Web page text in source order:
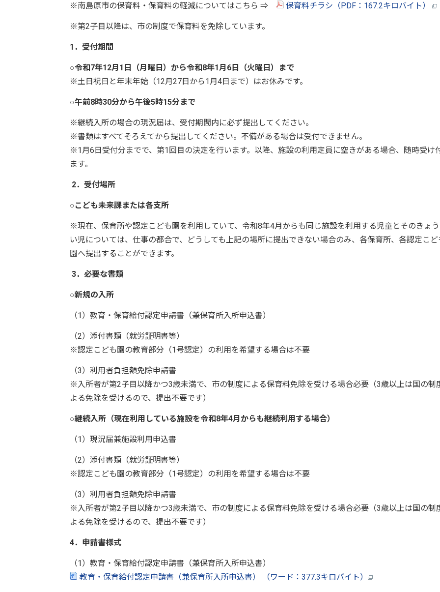
※南島原市の保育料・保育料の軽減についてはこちら ⇒ 保育料チラシ（PDF：167.2キロバイト）
※第2子目以降は、市の制度で保育料を免除しています。
1．受付期間
○令和7年12月1日（月曜日）から令和8年1月6日（火曜日）まで
※土日祝日と年末年始（12月27日から1月4日まで）はお休みです。
○午前8時30分から午後5時15分まで
※継続入所の場合の現況届は、受付期間内に必ず提出してください。
※書類はすべてそろえてから提出してください。不備がある場合は受付できません。
※1月6日受付分までで、第1回目の決定を行います。以降、施設の利用定員に空きがある場合、随時受け
ます。
2．受付場所
○ こども未来課または各支所
※現在、保育所や認定こども園を利用していて、令和8年4月からも同じ施設を利用する児童とそのきょ
い児については、仕事の都合で、どうしても上記の場所に提出できない場合のみ、各保育所、各認定こど
園へ提出することができます。
3．必要な書類
○新規の入所
（1）教育・保育給付認定申請書（兼保育所入所申込書）
（2）添付書類（就労証明書等）
※認定こども園の教育部分（1号認定）の利用を希望する場合は不要
（3）利用者負担額免除申請書
※入所者が第2子目以降かつ3歳未満で、市の制度による保育料免除を受ける場合必要（3歳以上は国の制
よる免除を受けるので、提出不要です）
○継続入所（現在利用している施設を令和8年4月からも継続利用する場合）
（1）現況届兼施設利用申込書
（2）添付書類（就労証明書等）
※認定こども園の教育部分（1号認定）の利用を希望する場合は不要
（3）利用者負担額免除申請書
※入所者が第2子目以降かつ3歳未満で、市の制度による保育料免除を受ける場合必要（3歳以上は国の制
よる免除を受けるので、提出不要です）
4．申請書様式
（1）教育・保育給付認定申請書（兼保育所入所申込書）
教育・保育給付認定申請書（兼保育所入所申込書） （ワード：377.3キロバイト）